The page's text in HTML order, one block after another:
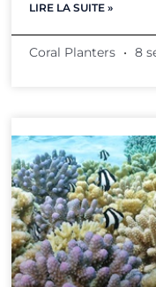
LIRE LA SUITE »
Coral Planters 8